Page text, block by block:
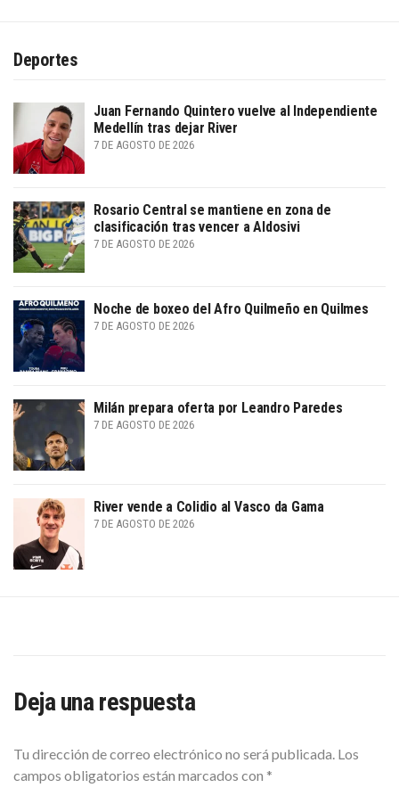
Deportes
Juan Fernando Quintero vuelve al Independiente
Medellín tras dejar River
7 DE AGOSTO DE 2026
Rosario Central se mantiene en zona de
clasificación tras vencer a Aldosivi
7 DE AGOSTO DE 2026
Noche de boxeo del Afro Quilmeño en Quilmes
7 DE AGOSTO DE 2026
Milán prepara oferta por Leandro Paredes
7 DE AGOSTO DE 2026
River vende a Colidio al Vasco da Gama
7 DE AGOSTO DE 2026
Deja una respuesta
Tu dirección de correo electrónico no será publicada. Los
campos obligatorios están marcados con *